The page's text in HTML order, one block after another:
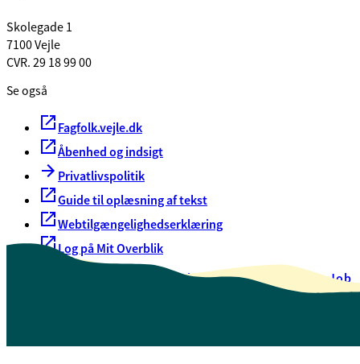
Skolegade 1
7100 Vejle
CVR. 29 18 99 00
Se også
Fagfolk.vejle.dk
Åbenhed og indsigt
Privatlivspolitik
Guide til oplæsning af tekst
Webtilgængelighedserklæring
Log på Mit Overblik
Oversigt over selvbetjeningJob